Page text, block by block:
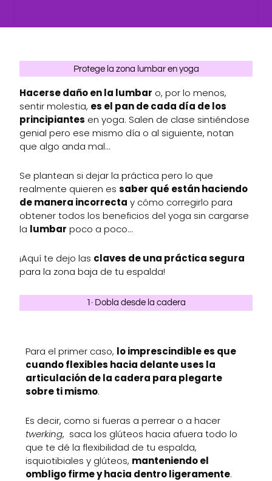
Protege la zona lumbar en yoga
Hacerse daño en la lumbar o, por lo menos,
sentir molestia, es el pan de cada día de los
principiantes en yoga. Salen de clase sintiéndose
genial pero ese mismo día o al siguiente, notan
que algo anda mal…
Se plantean si dejar la práctica pero lo que
realmente quieren essaber qué están haciendo
de manera incorrecta y cómo corregirlo para
obtener todos los beneficios del yoga sin cargarse
la lumbar poco a poco…
¡Aquí te dejo las claves de una práctica segura
para la zona baja de tu espalda!
1· Dobla desde la cadera
Para el primer caso, lo imprescindible es que
cuando flexibles hacia delante uses la
articulación de la cadera para plegarte
sobre ti mismo.
Es decir, como si fueras a perrear o a hacer
twerking, saca los glúteos hacia afuera todo lo
que te dé la flexibilidad de tu espalda,
isquiotibiales y glúteos, manteniendo el
ombligo firme y hacia dentro ligeramente.